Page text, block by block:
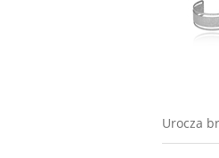
Urocza